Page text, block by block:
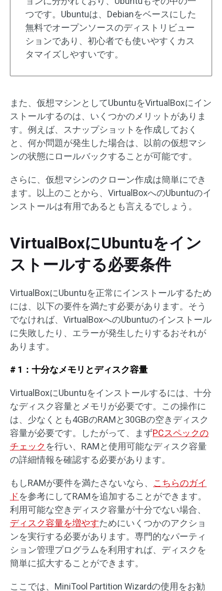
つです。Ubuntuは、Debianをベースにした
無料でオープンソースのディストリビュー
ションであり、初心者でも使いやすくカス
タマイズしやすいです。
また、仮想マシンとしてUbuntuをVirtualBoxにイン
ストールするのは、いくつかのメリットがありま
す。例えば、スナップショットを作成しておく
と、何か問題が発生した場合は、以前の仮想マシ
ンの状態にロールバックすることが可能です。
さらに、仮想マシンのクローン作成は簡単にでき
ます。以上のことから、VirtualBoxへのUbuntuのイ
ンストールは有用であるとも言えるでしょう。
VirtualBoxにUbuntuをイン
ストールする必要条件
VirtualBoxにUbuntuを正常にインストールするため
には、以下の要件を満たす必要があります。そう
でなければ、VirtualBoxへのUbuntuのインストール
に失敗したり、エラーが発生したりするおそれが
あります。
# 1：十分なメモリとディスク容量
VirtualBoxにUbuntuをインストールするには、十分
なディスク容量とメモリが必要です。この操作に
は、少なくとも4GBのRAMと30GBの空きディスク
容量が必要です。したがって、まずPCスペックの
チェック を行い、RAMと使用可能なディスク容量
の詳細情報を確認する必要があります。
もしRAMが要件を満たさないなら、 こちらのガイ
ドを参考にしてRAMを追加することができます。
利用可能な空きディスク容量が十分でない場合、
ディスク容量を増やすためにいくつかのアクショ
ンを実行する必要があります。専門的なパーティ
ション管理プログラムを利用すれば、ディスクを
簡単に拡大することができます。
ここでは、MiniTool Partition Wizardの使用をお勧